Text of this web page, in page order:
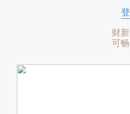
财
可